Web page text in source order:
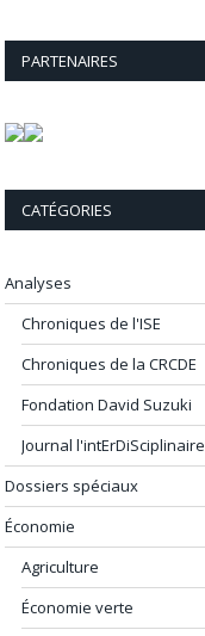
PARTENAIRES
CATÉGORIES
Analyses
Chroniques de l'ISE
Chroniques de la CRCDE
Fondation David Suzuki
Journal l'intErDiSciplinaire
Dossiers spéciaux
Économie
Agriculture
Économie verte